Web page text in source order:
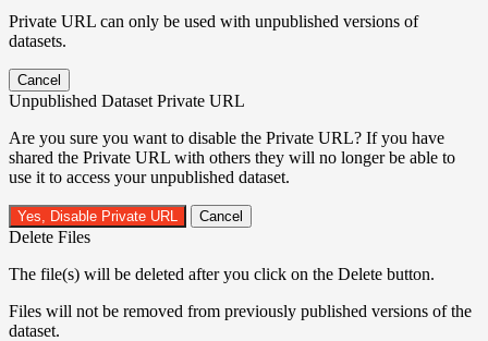
Private URL can only be used with unpublished versions of
datasets.
Cancel
Unpublished Dataset Private URL
Are you sure you want to disable the Private URL? If you have
shared the Private URL with others they will no longer be able to
use it to access your unpublished dataset.
Yes, Disable Private URL Cancel
Delete Files
The file(s) will be deleted after you click on the Delete button.
Files will not be removed from previously published versions of the
dataset.